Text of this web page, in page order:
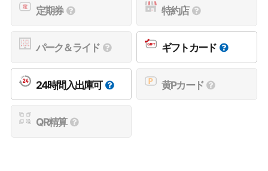
定期券 特約店
パーク＆ライド ギフトカード
24時間入出庫可 黄Pカード
QR精算